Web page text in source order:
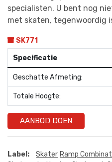
specialisten. U bent nog
met skaten, tegenwoordig
SK771
Specificatie
Geschatte Afmeting:
Totale Hoogte:
AANBOD DOEN
Label: Skater Ramp